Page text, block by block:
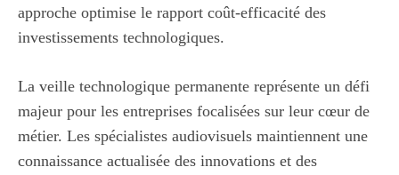
approche optimise le rapport coût-efficacité des
investissements technologiques.
La veille technologique permanente représente un défi
majeur pour les entreprises focalisées sur leur cœur de
métier. Les spécialistes audiovisuels maintiennent une
connaissance actualisée des innovations et des